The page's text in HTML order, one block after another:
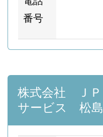
番号
株式会社 ＪＰ
サービス 松